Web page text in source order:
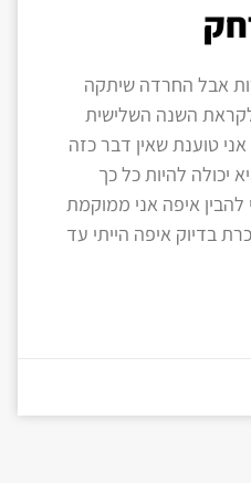
אבל החרדה שיתקה
השנה השלישית
טוענת שאין דבר כזה
יכולה להיות כל כך
להבין איפה אני ממוקמת
בדיוק איפה הייתי עד